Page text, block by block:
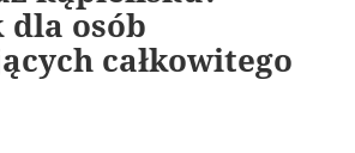
osób
całkowitego